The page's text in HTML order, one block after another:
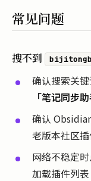
常见问题
搜不到
确认搜索关
「笔记同步助
确认
老版本社区
网络不稳定
加载插件列表